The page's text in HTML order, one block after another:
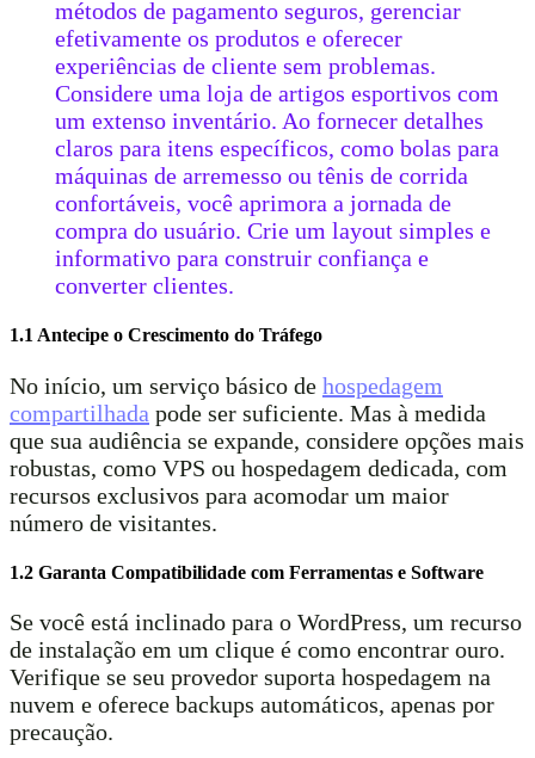
métodos de pagamento seguros, gerenciar
efetivamente os produtos e oferecer
experiências de cliente sem problemas.
Considere uma loja de artigos esportivos com
um extenso inventário. Ao fornecer detalhes
claros para itens específicos, como bolas para
máquinas de arremesso ou tênis de corrida
confortáveis, você aprimora a jornada de
compra do usuário. Crie um layout simples e
informativo para construir confiança e
converter clientes.
1.1 Antecipe o Crescimento do Tráfego
No início, um serviço básico de hospedagem
compartilhada pode ser suficiente. Mas à medida
que sua audiência se expande, considere opções mais
robustas, como VPS ou hospedagem dedicada, com
recursos exclusivos para acomodar um maior
número de visitantes.
1.2 Garanta Compatibilidade com Ferramentas e Software
Se você está inclinado para o WordPress, um recurso
de instalação em um clique é como encontrar ouro.
Verifique se seu provedor suporta hospedagem na
nuvem e oferece backups automáticos, apenas por
precaução.